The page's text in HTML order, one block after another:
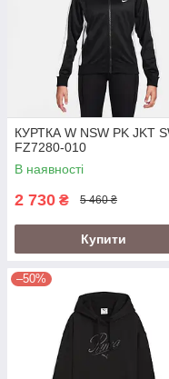
КУРТКА W NSW PK JKT
FZ7280-010
В наявності
2 730 ₴ 5 460 ₴
Купити
–50%